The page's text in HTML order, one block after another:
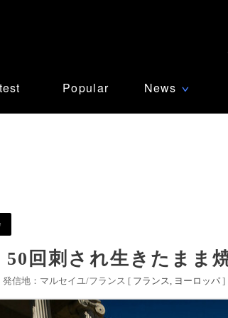
Popular News ∨
50回刺され生きたまま
発信地：マルセイユ/フランス [ フランス ヨーロッパ ]